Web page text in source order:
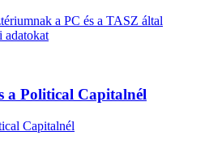
a PC és a TASZ által
adatokat
a Political Capitalnél
Capitalnél